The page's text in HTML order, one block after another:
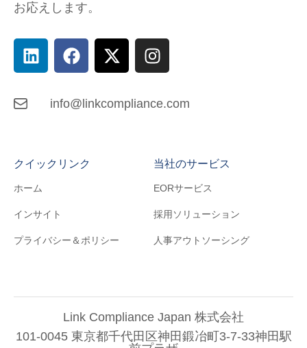
お応えします。
info@linkcompliance.com
クイックリンク
ホーム
インサイト
プライバシー＆ポリシー
当社のサービス
EORサービス
採用ソリューション
人事アウトソーシング
Link Compliance Japan 株式会社
101-0045 東京都千代田区神田鍛冶町3-7-33神田駅